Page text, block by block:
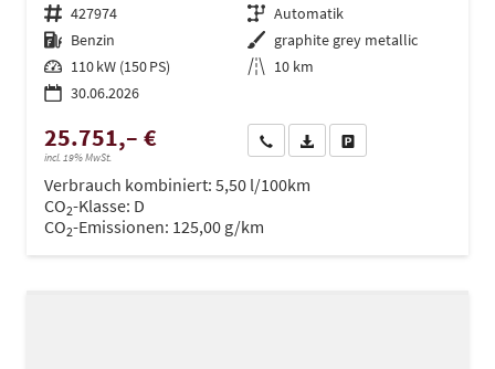
Fahrzeugnr. 427974 Getriebe Automatik
Kraftstoff Benzin Außenfarbe graphite grey metallic
Leistung 110 kW (150 PS) Kilometerstand 10 km
30.06.2026
25.751,– €
incl. 19% MwSt.
Wir rufen Sie anPDF-Datei, Fahrzeugexposé
Verbrauch kombiniert: 5,50 l/100km
CO2-Klasse: D
CO2-Emissionen: 125,00 g/km